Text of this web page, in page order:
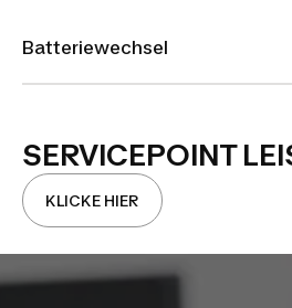
Batteriewechsel
SERVICEPOINT
KLICKE HIER